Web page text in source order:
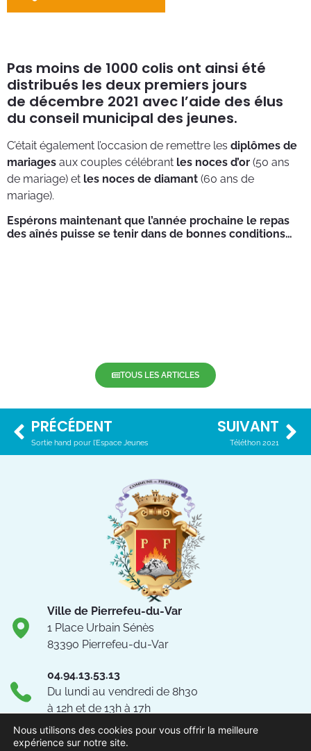
Pas moins de 1000 colis ont ainsi été
distribués les deux premiers jours
de décembre 2021 avec l’aide des élus
du conseil municipal des jeunes.
C’était également l’occasion de remettre les diplômes de
mariages aux couples célébrant les noces d’or (50 ans
de mariage) et les noces de diamant (60 ans de
mariage).
Espérons maintenant que l’année prochaine le repas
des aînés puisse se tenir dans de bonnes conditions…
TOUS LES ARTICLES
PRÉCÉDENT
Sortie hand pour l’Espace Jeunes
SUIVANT
Téléthon 2021
Ville de Pierrefeu-du-Var
1 Place Urbain Sénès
83390 Pierrefeu-du-Var
04.94.13.53.13
Du lundi au vendredi de 8h30
à 12h et de 13h à 17h
NOUS CONTACTER
Nous utilisons des cookies pour vous offrir la meilleure
expérience sur notre site.